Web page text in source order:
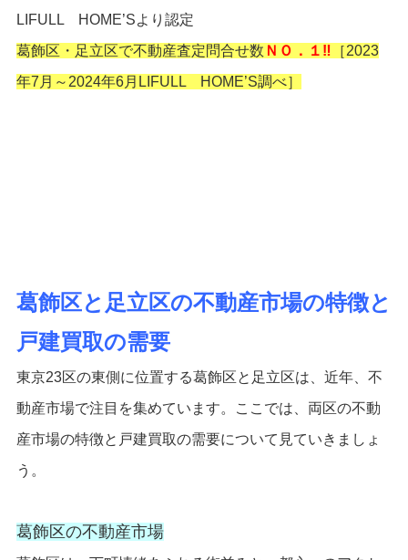
LIFULL HOME’Sより認定
葛飾区・足立区で不動産査定問合せ数 ＮＯ．１‼ ［2023
年7月～2024年6月LIFULL HOME’S調べ］
葛飾区と足立区の不動産市場の特徴と
戸建買取の需要
東京23区の東側に位置する葛飾区と足立区は、近年、不
動産市場で注目を集めています。ここでは、両区の不動
産市場の特徴と戸建買取の需要について見ていきましょ
う。
葛飾区の不動産市場